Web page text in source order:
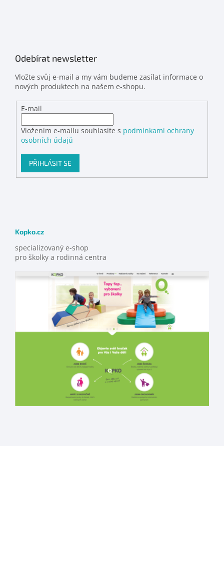
Odebírat newsletter
Vložte svůj e-mail a my vám budeme zasílat informace o
nových produktech na našem e-shopu.
E-mail
Vložením e-mailu souhlasíte s podmínkami ochrany
osobních údajů
PŘIHLÁSIT SE
Kopko.cz
specializovaný e-shop
pro školky a rodinná centra